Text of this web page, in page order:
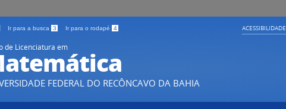
Ir para a busca 3 Ir para o rodapé 4 ACESSIBILIDADE
de Licenciatura em
FEDERAL DO RECÔNCAVO DA BAHIA